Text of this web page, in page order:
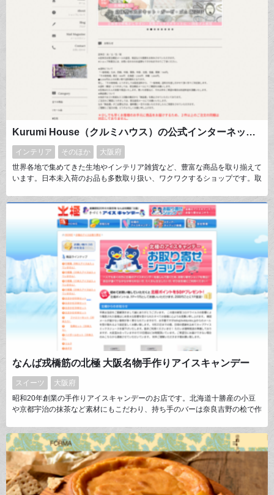
Kurumi House（クルミハウス）の公式インターネット通販店 ｜ カルトナージュ・インテリアデコナージュ ・バスケット材料販売 Kurumi Houseのオフィシャル・ショッピングサイト。インポートハンドメイド資材・雑貨ならお任せ下さいませ。
インテリア そのほか
大阪府
世界各地で集めてきた生地やインテリア雑貨など、豊富な商品を取り揃えて
います。日本未入荷のお品も多数取り扱い、ワクワクするショップです。取
なんば戎橋筋の北極 大阪名物手作りアイスキャンデー
スイーツ
大阪府
昭和20年創業の手作りアイスキャンデーのお店です。北海道十勝産の小豆
や京都宇治の抹茶など素材にもこだわり、持ち手のバーは奈良吉野の桧で作
ます。